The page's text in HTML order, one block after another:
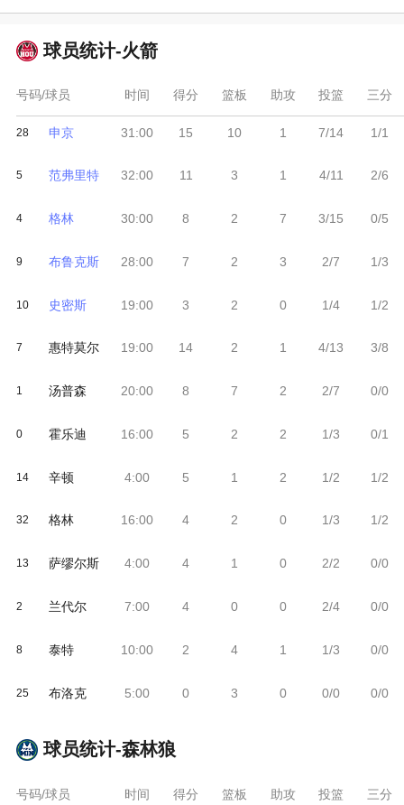
球员统计-火箭
号码/球员
28 申京
5 范弗里特
4 格林
9 布鲁克斯
10 史密斯
7 惠特莫尔
1 汤普森
0 霍乐迪
14 辛顿
32 格林
13 萨缪尔斯
2 兰代尔
8 泰特
25 布洛克
时间
31:00
32:00
30:00
28:00
19:00
19:00
20:00
16:00
4:00
16:00
4:00
7:00
10:00
5:00
得分
15
11
8
7
3
14
8
5
5
4
4
4
2
0
篮板
10
3
2
2
2
2
7
2
1
2
1
0
4
3
助攻
1
1
7
3
0
1
2
2
2
0
0
0
1
0
投篮
7/14
4/11
3/15
2/7
1/4
4/13
2/7
1/3
1/2
1/3
2/2
2/4
1/3
0/0
三分
1/1
2/6
0/5
1/3
1/2
3/8
0/0
0/1
1/2
1/2
0/0
0/0
0/0
0/0
球员统计-森林狼
号码/球员 时间 得分 篮板 助攻 投篮 三分